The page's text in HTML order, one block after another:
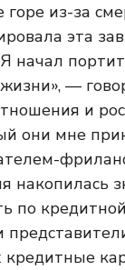
горе из-за
эта
начал
—
и
они мне
накопилась
по